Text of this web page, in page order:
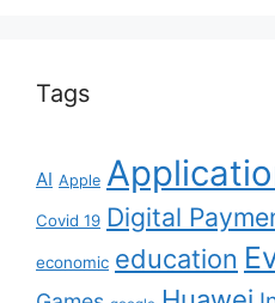
Tags
AI Apple
Covid 19 Digital
economic education